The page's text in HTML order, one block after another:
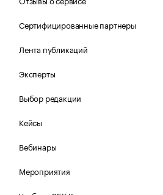
Сертифицированные партнеры
Лента публикаций
Эксперты
Выбор редакции
Кейсы
Вебинары
Мероприятия